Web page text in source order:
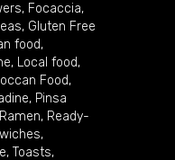
, Focaccia,
, Gluten Free
food,
, Local food,
Food,
, Pinsa
Ramen, Ready-
,
, Toasts,